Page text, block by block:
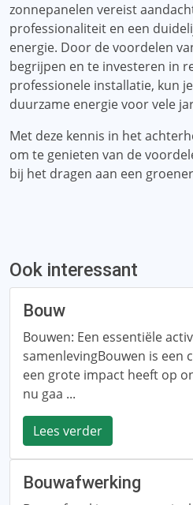
zonnepanelen vereist
professionaliteit en een
energie. Door de voordelen
begrijpen en te investeren in
professionele installatie, kun
duurzame energie voor vele
Met deze kennis in het
om te genieten van de
bij het dragen aan een
Ook interessant
Bouw
Bouwen: Een essentiële
samenlevingBouwen is een
een grote impact heeft op
nu gaa ...
Lees verder
Bouwafwerking